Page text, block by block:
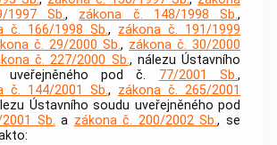
1997 Sb., zákona č. 148/1998 Sb.,
č. 166/1998 Sb., zákona č. 191/1999
č. 29/2000 Sb., zákona č. 30/2000
č. 227/2000 Sb., nálezu Ústavního
uveřejněného pod č. 77/2001 Sb.,
č. 144/2001 Sb., zákona č. 265/2001
Ústavního soudu uveřejněného pod
Sb. a zákona č. 200/2002 Sb., se